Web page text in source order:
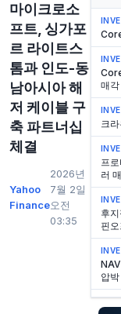
마이크로소
프트, 싱가포
르 라이트스
톰과 인도-동
남아시아 해
저 케이블 구
축 파트너십
체결
Yahoo
Finance
2026년
7월 2일
오전
03:35
매각
크
프
러
후
핀
압